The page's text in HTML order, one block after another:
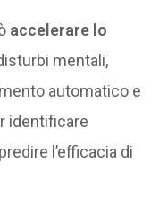
accelerare lo
mentali,
automatico e
identificare
l’efficacia di